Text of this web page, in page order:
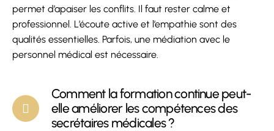
permet d’apaiser les conflits. Il faut rester calme et
professionnel. L’écoute active et l’empathie sont des
qualités essentielles. Parfois, une médiation avec le
personnel médical est nécessaire.
Comment la formation continue peut-
elle améliorer les compétences des
secrétaires médicales ?